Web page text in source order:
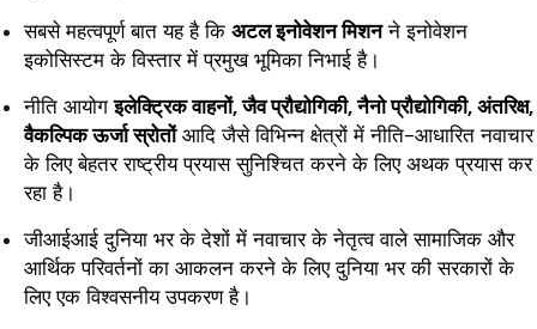
सबसे महत्वपूर्ण बात यह है कि अटल इनोवेशन मिशनने इनोवेशन
इकोसिस्टम के विस्तार में प्रमुख भूमिका निभाई है।
नीति आयोगइलेक्ट्रिक वाहनों, जैव प्रौद्योगिकी, नैनो प्रौद्योगिकी, अंतरिक्ष,
वैकल्पिक ऊर्जा स्रोतोंआदि जैसे विभिन्न क्षेत्रों में नीति-आधारित नवाचार
के लिए बेहतर राष्ट्रीय प्रयास सुनिश्चित करने के लिए अथक प्रयास कर
रहा है।
जीआईआई दुनिया भर के देशों में नवाचार के नेतृत्व वाले सामाजिक और
आर्थिक परिवर्तनों का आकलन करने के लिए दुनिया भर की सरकारों के
लिए एक विश्वसनीय उपकरण है।